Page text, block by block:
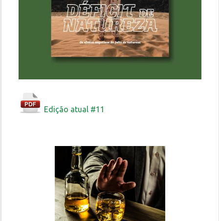
Edição atual #11